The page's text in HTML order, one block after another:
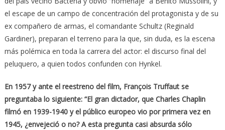
el escape de un campo de concentración del protagonista y de su
ex compañero de armas, el comandante Schultz (Reginald
Gardiner), preparan el terreno para la que, sin duda, es la escena
más polémica en toda la carrera del actor: el discurso final del
peluquero, a quien todos confunden con Hynkel.
En 1957 y ante el reestreno del film, François Truffaut se
preguntaba lo siguiente: “El gran dictador, que Charles Chaplin
filmó en 1939-1940 y el público europeo vio por primera vez en
1945, ¿envejeció o no? A esta pregunta casi absurda sólo